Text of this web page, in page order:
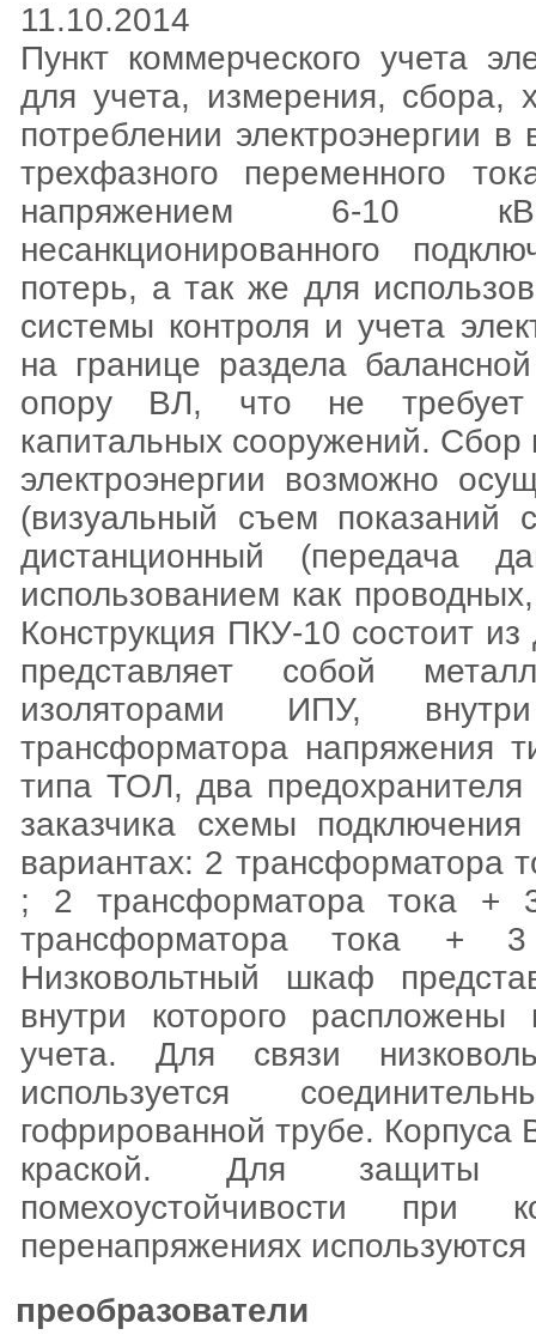
11.10.2014
Пункт коммерческого учета
для учета, измерения, сбора,
потреблении электроэнергии
трехфазного переменного
напряжением 6-10
несанкционированного
потерь, а так же для
системы контроля и учета
на границе раздела
опору ВЛ, что не требует
капитальных сооружений.
электроэнергии возможно
(визуальный съем показаний
дистанционный (передача
использованием как
Конструкция ПКУ-10 состоит
представляет собой
изоляторами ИПУ,
трансформатора напряжения
типа ТОЛ, два
заказчика схемы
вариантах: 2 трансформатора
; 2 трансформатора тока +
трансформатора тока +
Низковольтный шкаф
внутри которого
учета. Для связи
используется
гофрированной трубе.
краской. Для защиты
помехоустойчивости при
перенапряжениях
преобразователи